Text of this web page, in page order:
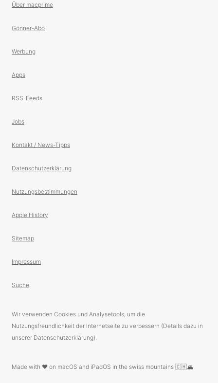
Über macprime
Gönner-Abo
Werbung
Apps
RSS-Feeds
Jobs
Kontakt / News-Tipps
Datenschutzerklärung
Nutzungsbestimmungen
Apple History
Sitemap
Impressum
Suche
Wir verwenden Cookies und Analysetools, um die
Nutzungsfreundlichkeit der Internetseite zu verbessern (Details dazu in
unserer Datenschutzerklärung).
Made with ❤️ on macOS and iPadOS in the swiss mountains 🇨🇭🏔